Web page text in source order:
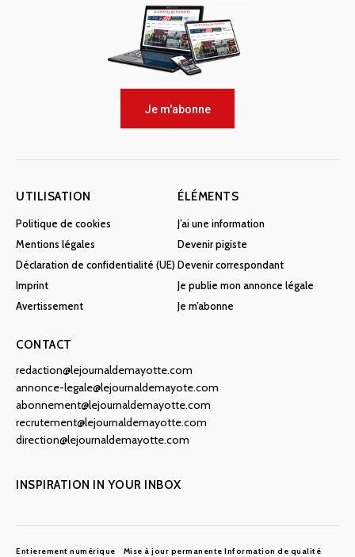
Je m'abonne
UTILISATION
Politique de cookies
Mentions légales
Déclaration de confidentialité (UE)
Imprint
Avertissement
ÉLÉMENTS
J’ai une information
Devenir pigiste
Devenir correspondant
Je publie mon annonce légale
Je m’abonne
CONTACT
redaction@lejournaldemayotte.com
annonce-legale@lejournaldemayote.com
abonnement@lejournaldemayotte.com
recrutement@lejournaldemayotte.com
direction@lejournaldemayotte.com
INSPIRATION IN YOUR INBOX
Entierement numérique Mise à jour permanente Information de qualité